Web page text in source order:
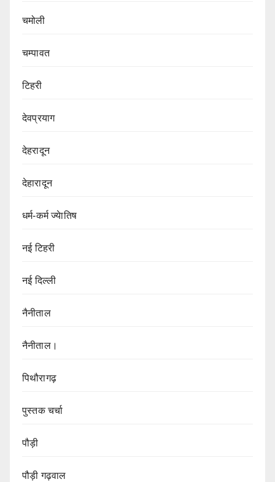
चमोली
चम्पावत
टिहरी
देवप्रयाग
देहरादून
देहारादून
धर्म-कर्म ज्येातिष
नई टिहरी
नई दिल्ली
नैनीताल
नैनीताल।
पिथौरागढ़
पुस्तक चर्चा
पौड़ी
पौड़ी गढ़वाल